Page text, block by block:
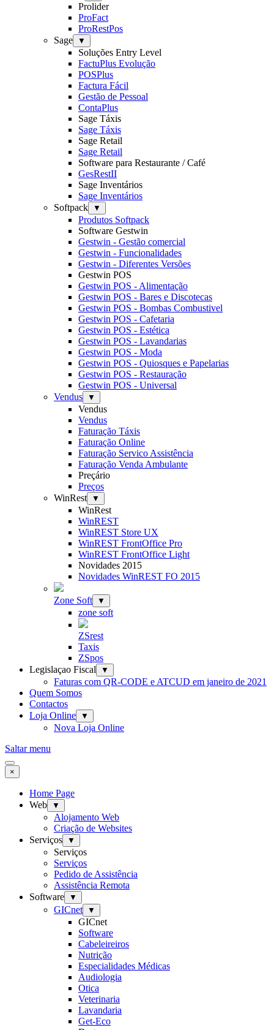
Prolider
ProFact
ProRestPos
Sage
▼
Soluções Entry Level
FactuPlus Evolução
POSPlus
Factura Fácil
Gestão de Pessoal
ContaPlus
Sage Táxis
Sage Táxis
Sage Retail
Sage Retail
Software para Restaurante / Café
GesRestII
Sage Inventários
Sage Inventários
Softpack
▼
Produtos Softpack
Software Gestwin
Gestwin - Gestão comercial
Gestwin - Funcionalidades
Gestwin - Diferentes Versões
Gestwin POS
Gestwin POS - Alimentação
Gestwin POS - Bares e Discotecas
Gestwin POS - Bombas Combustivel
Gestwin POS - Cafetaria
Gestwin POS - Estética
Gestwin POS - Lavandarias
Gestwin POS - Moda
Gestwin POS - Quiosques e Papelarias
Gestwin POS - Restauração
Gestwin POS - Universal
Vendus
▼
Vendus
Vendus
Faturação Táxis
Faturação Online
Faturação Servico Assistência
Faturação Venda Ambulante
Preçário
Preços
WinRest
▼
WinRest
WinREST
WinREST Store UX
WinREST FrontOffice Pro
WinREST FrontOffice Light
Novidades 2015
Novidades WinREST FO 2015
Zone Soft ▼
zone soft
ZSrest
Taxis
ZSpos
Legislaçao Fiscal
▼
Faturas com QR-CODE e ATCUD em janeiro de 2021
Quem Somos
Contactos
Loja Online
▼
Nova Loja Online
Saltar menu
×
Home Page
Web
▼
Alojamento Web
Criação de Websites
Serviços
▼
Serviços
Serviços
Pedido de Assistência
Assistência Remota
Software
▼
GICnet ▼
GICnet
Software
Cabeleireiros
Nutrição
Especialidades Médicas
Audiologia
Otica
Veterinaria
Lavandaria
Get-Eco